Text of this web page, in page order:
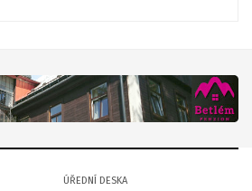
ÚŘEDNÍ DESKA